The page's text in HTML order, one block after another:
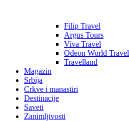
Filip Travel
Argus Tours
Viva Travel
Odeon World Travel
Travelland
Magazin
Srbija
Crkve i manastiri
Destinacije
Saveti
Zanimljivosti